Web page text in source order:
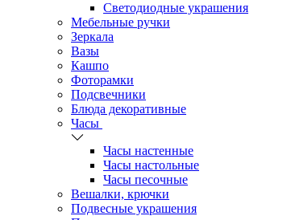
Светодиодные украшения
Мебельные ручки
Зеркала
Вазы
Кашпо
Фоторамки
Подсвечники
Блюда декоративные
Часы
Часы настенные
Часы настольные
Часы песочные
Вешалки, крючки
Подвесные украшения